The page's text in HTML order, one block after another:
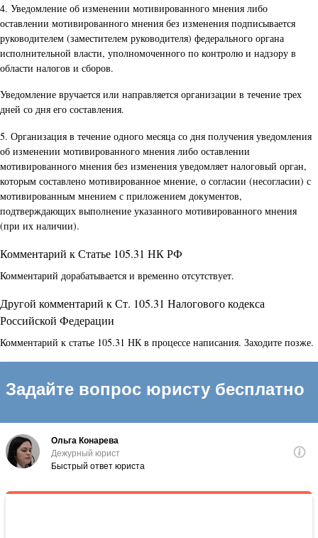
4. Уведомление об изменении мотивированного мнения либо
оставлении мотивированного мнения без изменения подписывается
руководителем (заместителем руководителя) федерального органа
исполнительной власти, уполномоченного по контролю и надзору в
области налогов и сборов.
Уведомление вручается или направляется организации в течение трех
дней со дня его составления.
5. Организация в течение одного месяца со дня получения уведомления
об изменении мотивированного мнения либо оставлении
мотивированного мнения без изменения уведомляет налоговый орган,
которым составлено мотивированное мнение, о согласии (несогласии) с
мотивированным мнением с приложением документов,
подтверждающих выполнение указанного мотивированного мнения
(при их наличии).
Комментарий к Статье 105.31 НК РФ
Комментарий дорабатывается и временно отсутствует.
Другой комментарий к Ст. 105.31 Налогового кодекса
Российской Федерации
Комментарий к статье 105.31 НК в процессе написания. Заходите позже.